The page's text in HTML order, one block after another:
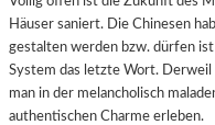
Häuser saniert. Die Chinesen
gestalten werden bzw. dürfen
System das letzte Wort. Derweil
man in der melancholisch
authentischen Charme erleben.